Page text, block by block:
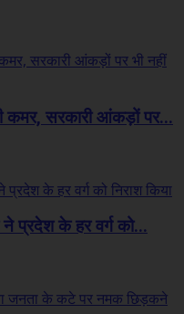
कमर, सरकारी आंकड़ों पर...
प्रदेश के हर वर्ग को...